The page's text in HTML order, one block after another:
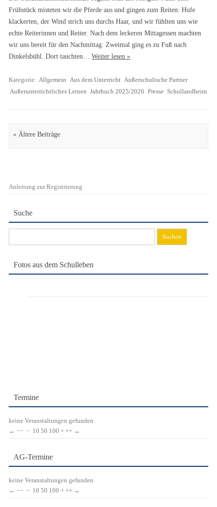
Frühstück misteten wir die Pferde aus und gingen zum Reiten: Hufe
klackerten, der Wind strich uns durchs Haar, und wir fühlten uns wie
echte Reiterinnen und Reiter. Nach dem leckeren Mittagessen machten
wir uns bereit für den Nachmittag: Zweimal ging es zu Fuß nach
Dinkelsbühl. Dort tauchten… Weiter lesen »
Kategorie: Allgemein Aus dem Unterricht Außerschulische Partner
Außerunterrichtliches Lernen Jahrbuch 2025/2026 Presse Schullandheim
Artikel Navigation
« Ältere Beiträge
Anleitung zur Registrierung
Suche
nach:
Fotos aus dem Schulleben
Termine
keine Veranstaltungen gefunden
← −− − 10 50 100 + ++ →
AG-Termine
keine Veranstaltungen gefunden
← −− − 10 50 100 + ++ →